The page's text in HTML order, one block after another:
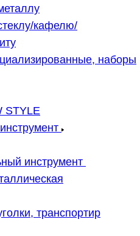
кафелю/
наборы
STYLE
инструмент
транспортир